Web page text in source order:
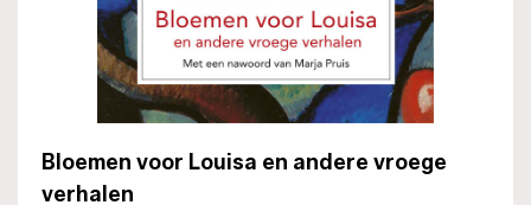
Bloemen voor Louisa en andere vroege
verhalen